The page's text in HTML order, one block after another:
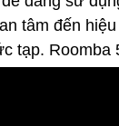
tâm đến
tạp.